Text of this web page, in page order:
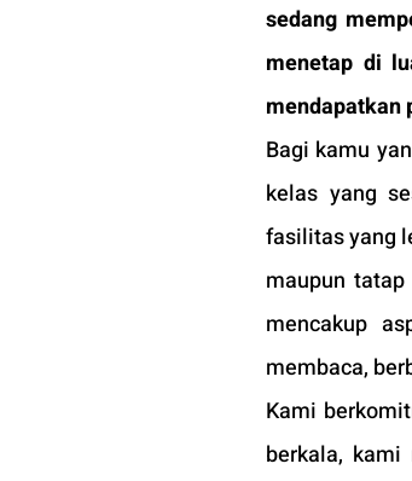
sedang
menetap di
mendapatkan
Bagi kamu
kelas yang
fasilitas yang
maupun
mencakup
membaca,
Kami
berkala,